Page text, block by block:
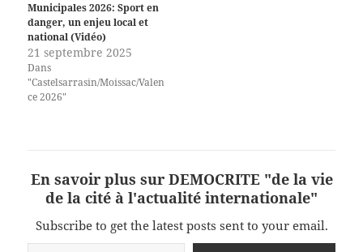
Municipales 2026: Sport en
danger, un enjeu local et
national (Vidéo)
21 septembre 2025
Dans
"Castelsarrasin/Moissac/Valen
ce 2026"
En savoir plus sur DEMOCRITE "de la vie
de la cité à l'actualité internationale"
Subscribe to get the latest posts sent to your email.
Saisissez votre adresse e-mail…